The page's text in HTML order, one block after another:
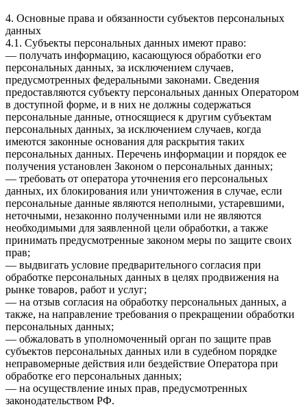
4. Основные права и обязанности субъектов персональных
данных
4.1. Субъекты персональных данных имеют право:
— получать информацию, касающуюся обработки его
персональных данных, за исключением случаев,
предусмотренных федеральными законами. Сведения
предоставляются субъекту персональных данных Оператором
в доступной форме, и в них не должны содержаться
персональные данные, относящиеся к другим субъектам
персональных данных, за исключением случаев, когда
имеются законные основания для раскрытия таких
персональных данных. Перечень информации и порядок ее
получения установлен Законом о персональных данных;
— требовать от оператора уточнения его персональных
данных, их блокирования или уничтожения в случае, если
персональные данные являются неполными, устаревшими,
неточными, незаконно полученными или не являются
необходимыми для заявленной цели обработки, а также
принимать предусмотренные законом меры по защите своих
прав;
— выдвигать условие предварительного согласия при
обработке персональных данных в целях продвижения на
рынке товаров, работ и услуг;
— на отзыв согласия на обработку персональных данных, а
также, на направление требования о прекращении обработки
персональных данных;
— обжаловать в уполномоченный орган по защите прав
субъектов персональных данных или в судебном порядке
неправомерные действия или бездействие Оператора при
обработке его персональных данных;
— на осуществление иных прав, предусмотренных
законодательством РФ.